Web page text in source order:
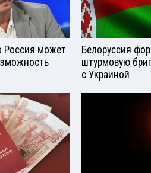
Россия может
Белоруссия
штурмовую
с Украиной